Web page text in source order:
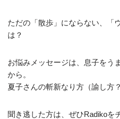
ただの「散歩」にならない、「
は？
お悩みメッセージは、息子をう
から。
夏子さんの斬新なり方（諭し方
聞き逃した方は、ぜひRadikoを